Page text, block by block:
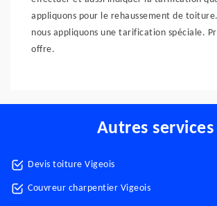
appliquons pour le rehaussement de
nous appliquons une tarification spéciale.
offre.
Autres services
Devis toiture Vigeois
Couvreur charpentier Vigeois